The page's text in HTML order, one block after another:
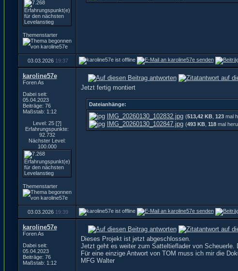
Themenstarter
03.03.2026 19:37
karoline57e
Foren As
Dabei seit:
05.04.2023
Beiträge: 76
Maßstab: 1:12
Level: 25 [?]
Erfahrungspunkte:
92.732
Nächster Level:
100.000
Themenstarter
Jetzt fertig montiert
Dateianhänge:
IMG_20260130_102832.jpg (513,42 KB 123 mal
IMG_20260130_102847.jpg (493 KB 118 mal
03.03.2026 19:39
karoline57e
Foren As
Dabei seit:
05.04.2023
Beiträge: 76
Maßstab: 1:12
Dieses Projekt ist jetzt abgeschlossen.
Jetzt geht es weiter zum Satteltieflader von Scheuerle.
Für eine einzige Antwort von TOM muss ich mir die
MFG Walter